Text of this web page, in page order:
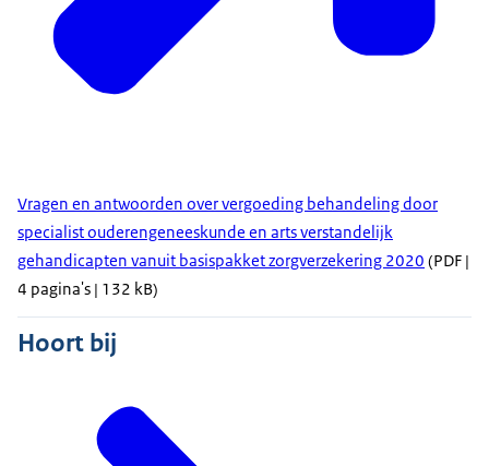
Vragen en antwoorden over vergoeding behandeling door
specialist ouderengeneeskunde en arts verstandelijk
gehandicapten vanuit basispakket zorgverzekering 2020 (PDF |
4 pagina's | 132 kB)
Hoort bij